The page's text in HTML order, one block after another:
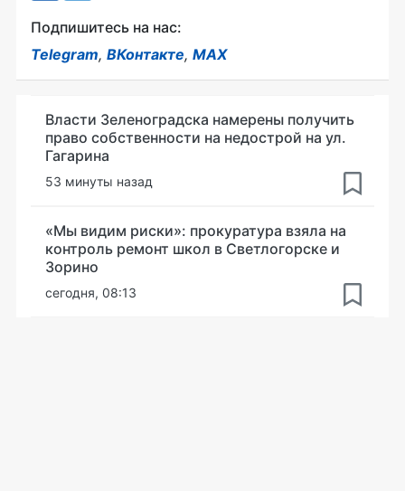
Подпишитесь на нас:
Telegram, ВКонтакте, MAX
Власти Зеленоградска намерены получить
право собственности на недострой на ул.
Гагарина
53 минуты назад
«Мы видим риски»: прокуратура взяла на
контроль ремонт школ в Светлогорске и
Зорино
сегодня, 08:13